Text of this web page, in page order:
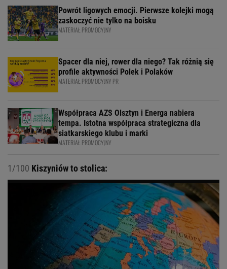
Powrót ligowych emocji. Pierwsze kolejki mogą
zaskoczyć nie tylko na boisku
MATERIAŁ PROMOCYJNY
Spacer dla niej, rower dla niego? Tak różnią się
profile aktywności Polek i Polaków
MATERIAŁ PROMOCYJNY PR
Współpraca AZS Olsztyn i Energa nabiera
tempa. Istotna współpraca strategiczna dla
siatkarskiego klubu i marki
MATERIAŁ PROMOCYJNY
1/100 Kiszyniów to stolica: